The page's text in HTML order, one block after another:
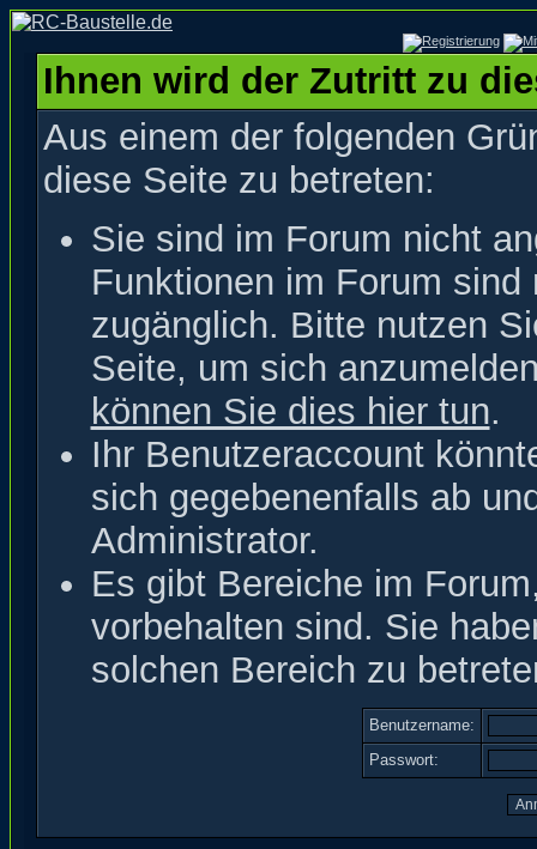
Ihnen wird der Zutritt zu
Aus einem der folgenden
diese Seite zu betreten:
Sie sind im Forum nicht
Funktionen im Forum
zugänglich. Bitte nutzen
Seite, um sich
können Sie dies hier tun.
Ihr Benutzeraccount
sich gegebenenfalls ab
Administrator.
Es gibt Bereiche im
vorbehalten sind. Sie
solchen Bereich zu
Benutzername:
Passwort: